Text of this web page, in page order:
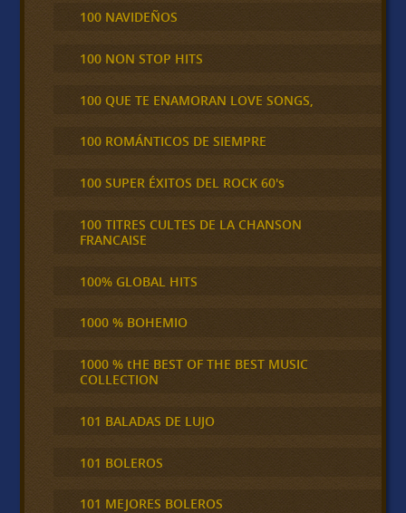
100 NAVIDEÑOS
100 NON STOP HITS
100 QUE TE ENAMORAN LOVE SONGS,
100 ROMÁNTICOS DE SIEMPRE
100 SUPER ÉXITOS DEL ROCK 60's
100 TITRES CULTES DE LA CHANSON
FRANCAISE
100% GLOBAL HITS
1000 % BOHEMIO
1000 % tHE BEST OF THE BEST MUSIC
COLLECTION
101 BALADAS DE LUJO
101 BOLEROS
101 MEJORES BOLEROS